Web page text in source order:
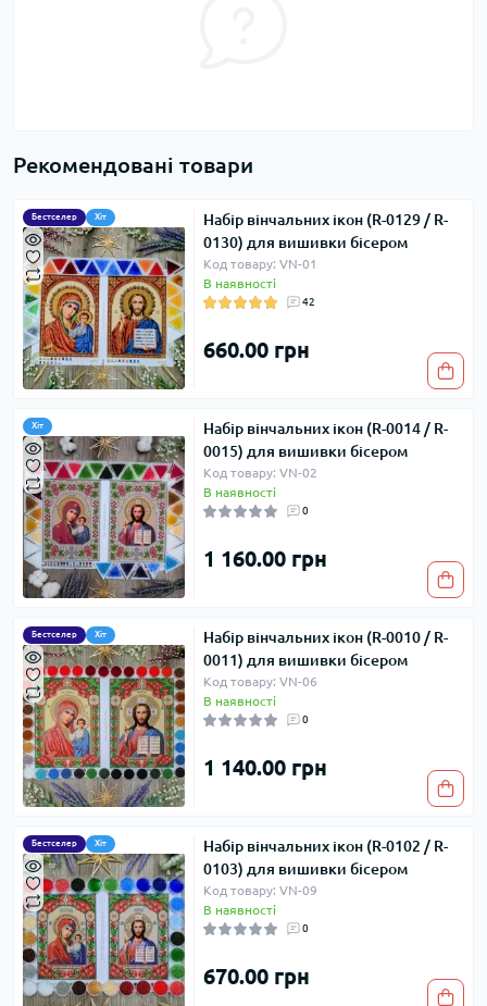
Рекомендовані товари
Бестселер Хіт
Набір вінчальних ікон (R-0129 / R-
0130) для вишивки бісером
Код товару: VN-01
В наявності
42
660.00 грн
Хіт
Набір вінчальних ікон (R-0014 / R-
0015) для вишивки бісером
Код товару: VN-02
В наявності
0
1 160.00 грн
Бестселер Хіт
Набір вінчальних ікон (R-0010 / R-
0011) для вишивки бісером
Код товару: VN-06
В наявності
0
1 140.00 грн
Бестселер Хіт
Набір вінчальних ікон (R-0102 / R-
0103) для вишивки бісером
Код товару: VN-09
В наявності
0
670.00 грн